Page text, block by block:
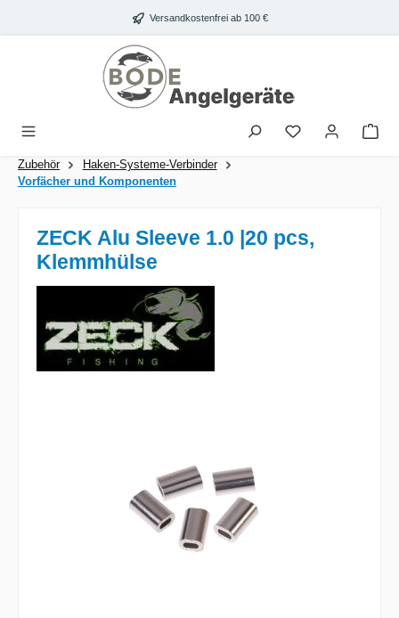
Zum Hauptinhalt springen Versandkostenfrei ab 100 €
Zubehör
Haken-Systeme-Verbinder
Vorfächer und Komponenten
ZECK Alu Sleeve 1.0 |20 pcs,
Klemmhülse